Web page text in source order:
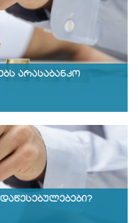
არასაბანკო